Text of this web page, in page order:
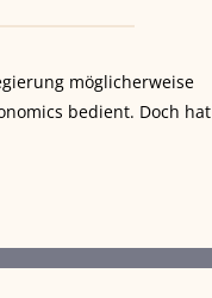
möglicherweise
bedient. Doch hat